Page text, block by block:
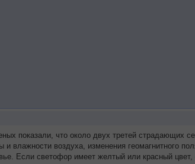
показали, что около двух третей страдающих
влажности воздуха, изменения геомагнитного
Если светофор имеет желтый или красный